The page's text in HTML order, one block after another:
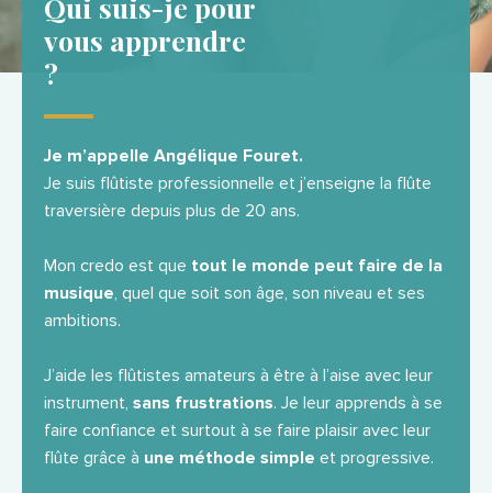
vous apprendre
?
Je m’appelle Angélique Fouret.
Je suis flûtiste professionnelle et j’enseigne la flûte
traversière depuis plus de 20 ans.
Mon credo est que tout le monde peut faire de la
musique, quel que soit son âge, son niveau et ses
ambitions.
J’aide les flûtistes amateurs à être à l’aise avec leur
instrument, sans frustrations. Je leur apprends à se
faire confiance et surtout à se faire plaisir avec leur
flûte grâce à une méthode simple et progressive.